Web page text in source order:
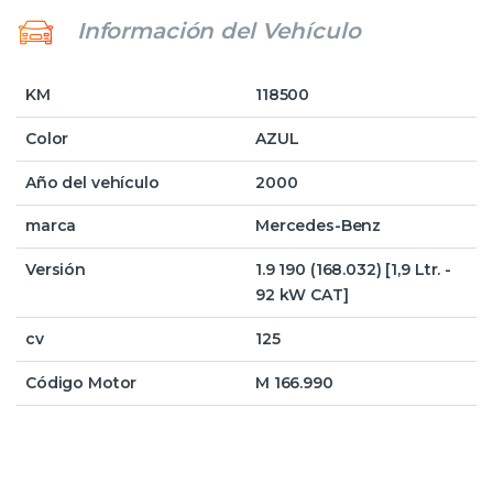
Información del Vehículo
KM 118500
Color AZUL
Año del vehículo 2000
marca Mercedes-Benz
Versión
1.9 190 (168.032) [1,9 Ltr. -
92 kW CAT]
cv 125
Código Motor M 166.990